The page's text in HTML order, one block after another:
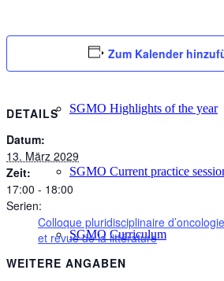
SGMO Basiskurs
SGMO Highlights of the year
SGMO Current practice
SGMO Curriculum
Zum Kalender
DETAILS
Datum:
13. März 2029
Zeit:
17:00 - 18:00
Serien:
Colloque pluridisciplinaire
et revue de la littérature
WEITERE ANGABEN